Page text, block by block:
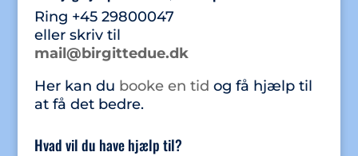
Ring +45 29800047
eller skriv til
mail@birgittedue.dk
Her kan du booke en tid og få hjælp til
at få det bedre.
Hvad vil du have hjælp til?